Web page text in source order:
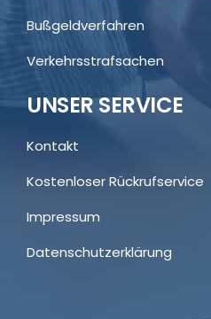
Bußgeldverfahren
Verkehrsstrafsachen
UNSER SERVICE
Kontakt
Kostenloser Rückrufservice
Impressum
Datenschutzerklärung